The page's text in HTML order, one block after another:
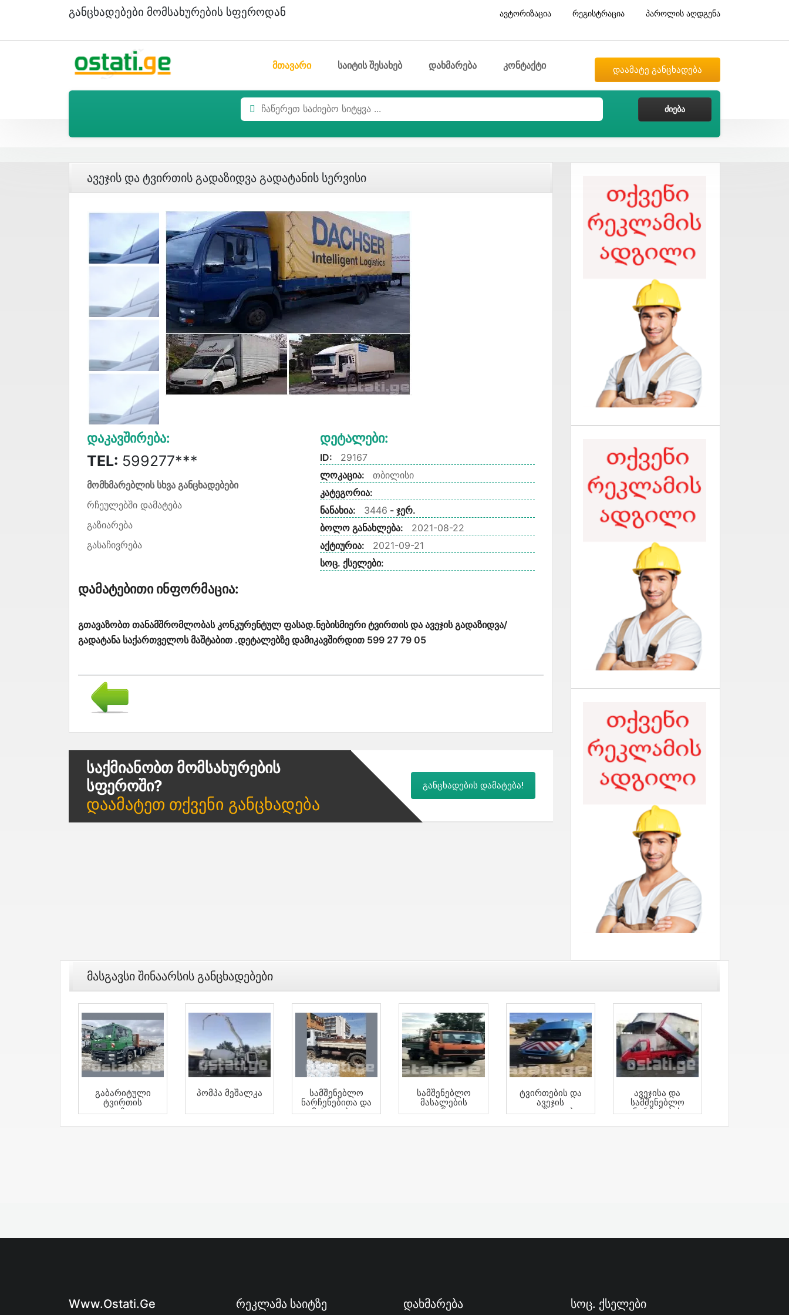
Განცხადებები Მომსახურების Სფეროდან ავტორიზაცია რეგისტრაცია პაროლის აღდგენა
მთავარი საიტის შესახებ დახმარება კონტაქტი დაამატე განცხადება
Ავეჯის Და Ტვირთის Გადაზიდვა Გადატანის Სერვისი
Დაკავშირება:
TEL: 599277***
მომხმარებლის სხვა განცხადებები
რჩეულებში დამატება
გაზიარება
გასაჩივრება
Დეტალები:
ID:
29167
ლოკაცია:
თბილისი
კატეგორია:
ნანახია:
3446 - ჯერ.
ბოლო განახლება:
2021-08-22
აქტიურია:
2021-09-21
სოც. ქსელები:
Დამატებითი Ინფორმაცია:
გთავაზობთ თანამშრომლობას კონკურენტულ ფასად.ნებისმიერი ტვირთის და ავეჯის გადაზიდვა/
გადატანა საქართველოს მაშტაბით .დეტალებზე დამიკავშირდით 599 27 79 05
Საქმიანობთ Მომსახურების
Სფეროში?
Დაამატეთ Თქვენი Განცხადება
განცხადების დამატება!
Მასგავსი Შინაარსის Განცხადებები
Გაბარიტული
Ტვირთის
Გადაზიდვა
Პომპა Მეშალკა
Სამშენებლო
Ნარჩენებითა Და
Მასალებით
Სამშენებლო
Მასალების
Გადაზიდვა
Ტვირთების Და
Ავეჯის
Გადაზიდვები
Ავეჯისა Და
Სამშენებლო
Ნარჩენების
Www.ostati.ge Რეკლამა Საიტზე Დახმარება Სოც. Ქსელები